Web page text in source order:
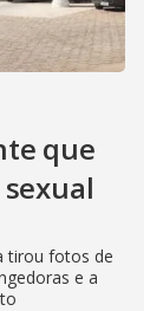
que
tirou fotos de
e a